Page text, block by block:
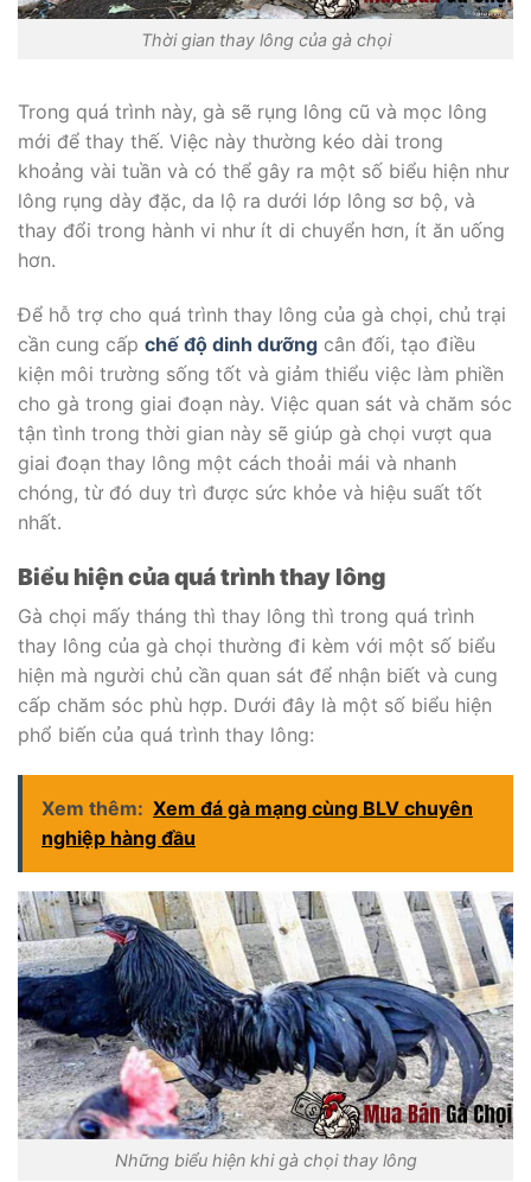
Thời gian thay lông của gà chọi
Trong quá trình này, gà sẽ rụng lông cũ và mọc lông
mới để thay thế. Việc này thường kéo dài trong
khoảng vài tuần và có thể gây ra một số biểu hiện như
lông rụng dày đặc, da lộ ra dưới lớp lông sơ bộ, và
thay đổi trong hành vi như ít di chuyển hơn, ít ăn uống
hơn.
Để hỗ trợ cho quá trình thay lông của gà chọi, chủ trại
cần cung cấp chế độ dinh dưỡng cân đối, tạo điều
kiện môi trường sống tốt và giảm thiểu việc làm phiền
cho gà trong giai đoạn này. Việc quan sát và chăm sóc
tận tình trong thời gian này sẽ giúp gà chọi vượt qua
giai đoạn thay lông một cách thoải mái và nhanh
chóng, từ đó duy trì được sức khỏe và hiệu suất tốt
nhất.
Biểu hiện của quá trình thay lông
Gà chọi mấy tháng thì thay lông thì trong quá trình
thay lông của gà chọi thường đi kèm với một số biểu
hiện mà người chủ cần quan sát để nhận biết và cung
cấp chăm sóc phù hợp. Dưới đây là một số biểu hiện
phổ biến của quá trình thay lông:
Xem thêm: Xem đá gà mạng cùng BLV chuyên
nghiệp hàng đầu
Những biểu hiện khi gà chọi thay lông